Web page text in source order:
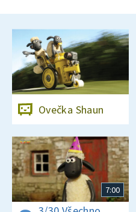
Ovečka Shaun
7:00